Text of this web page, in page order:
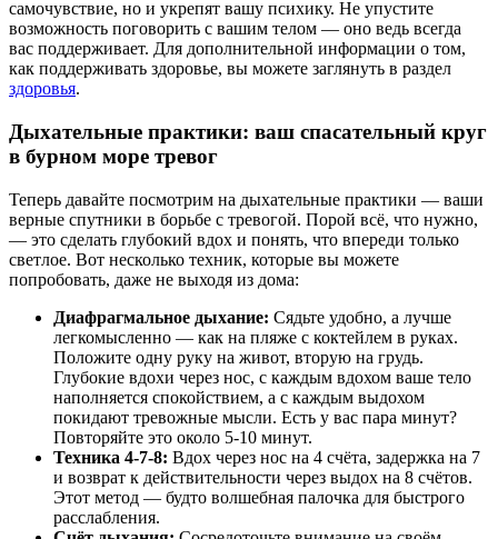
самочувствие, но и укрепят вашу психику. Не упустите
возможность поговорить с вашим телом — оно ведь всегда
вас поддерживает. Для дополнительной информации о том,
как поддерживать здоровье, вы можете заглянуть в раздел
здоровья.
Дыхательные практики: ваш спасательный круг
в бурном море тревог
Теперь давайте посмотрим на дыхательные практики — ваши
верные спутники в борьбе с тревогой. Порой всё, что нужно,
— это сделать глубокий вдох и понять, что впереди только
светлое. Вот несколько техник, которые вы можете
попробовать, даже не выходя из дома:
Диафрагмальное дыхание: Сядьте удобно, а лучше
легкомысленно — как на пляже с коктейлем в руках.
Положите одну руку на живот, вторую на грудь.
Глубокие вдохи через нос, с каждым вдохом ваше тело
наполняется спокойствием, а с каждым выдохом
покидают тревожные мысли. Есть у вас пара минут?
Повторяйте это около 5-10 минут.
Техника 4-7-8: Вдох через нос на 4 счёта, задержка на 7
и возврат к действительности через выдох на 8 счётов.
Этот метод — будто волшебная палочка для быстрого
расслабления.